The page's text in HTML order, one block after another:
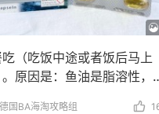
吃（吃饭中途或者饭后马上
。原因是：鱼油是脂溶性，
里的油脂（肉、蛋
德国BA海淘攻略组